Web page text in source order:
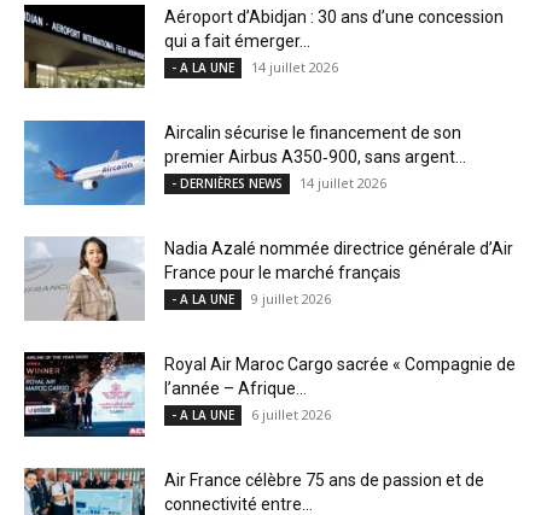
Aéroport d’Abidjan : 30 ans d’une concession
qui a fait émerger...
- A LA UNE 14 juillet 2026
Aircalin sécurise le financement de son
premier Airbus A350‑900, sans argent...
- DERNIÈRES NEWS 14 juillet 2026
Nadia Azalé nommée directrice générale d’Air
France pour le marché français
- A LA UNE 9 juillet 2026
Royal Air Maroc Cargo sacrée « Compagnie de
l’année – Afrique...
- A LA UNE 6 juillet 2026
Air France célèbre 75 ans de passion et de
connectivité entre...